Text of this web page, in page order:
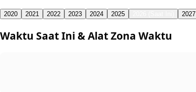
2020 2021 2022 2023 2024 2025 2027
Waktu Saat Ini & Alat Zona Waktu